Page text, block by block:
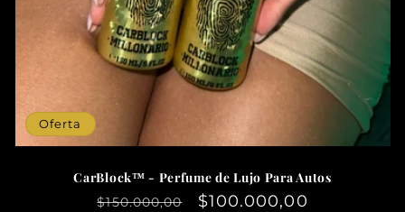
Oferta
CarBlock™ - Perfume de Lujo Para Autos
Precio
$150.000,00
Precio
$100.000,00